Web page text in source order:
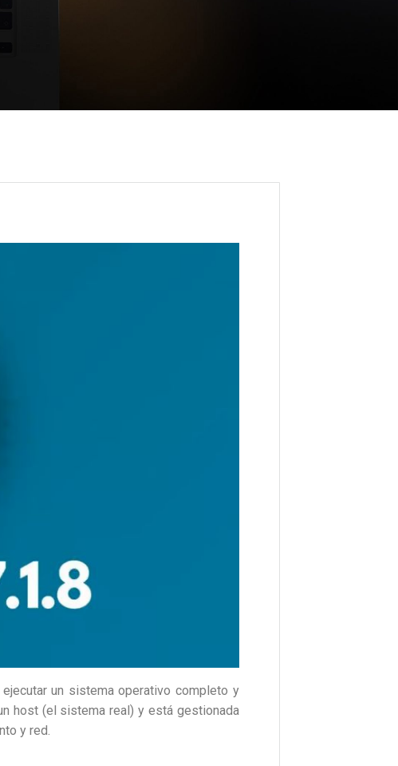
un sistema operativo completo y
host (el sistema real) y está gestionada
y red.